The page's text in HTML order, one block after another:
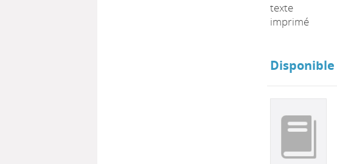
texte
imprimé
Disponible